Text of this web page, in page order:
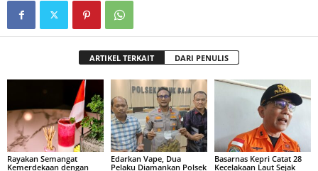
ARTIKEL TERKAIT DARI PENULIS
Rayakan Semangat
Kemerdekaan dengan
Edarkan Vape, Dua
Pelaku Diamankan Polsek
Basarnas Kepri Catat 28
Kecelakaan Laut Sejak